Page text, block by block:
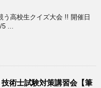
う高校生クイズ大会 !! 開催日
5 ...
技術士試験対策講習会【筆